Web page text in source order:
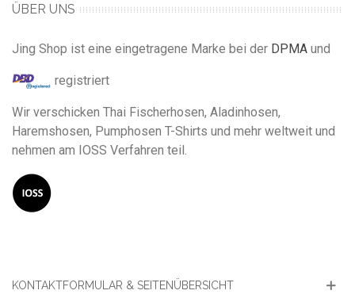
ÜBER UNS
Jing Shop ist eine eingetragene Marke bei der DPMA und
registriert
Wir verschicken Thai Fischerhosen, Aladinhosen,
Haremshosen, Pumphosen T-Shirts und mehr weltweit und
nehmen am IOSS Verfahren teil.
KONTAKTFORMULAR & SEITENÜBERSICHT